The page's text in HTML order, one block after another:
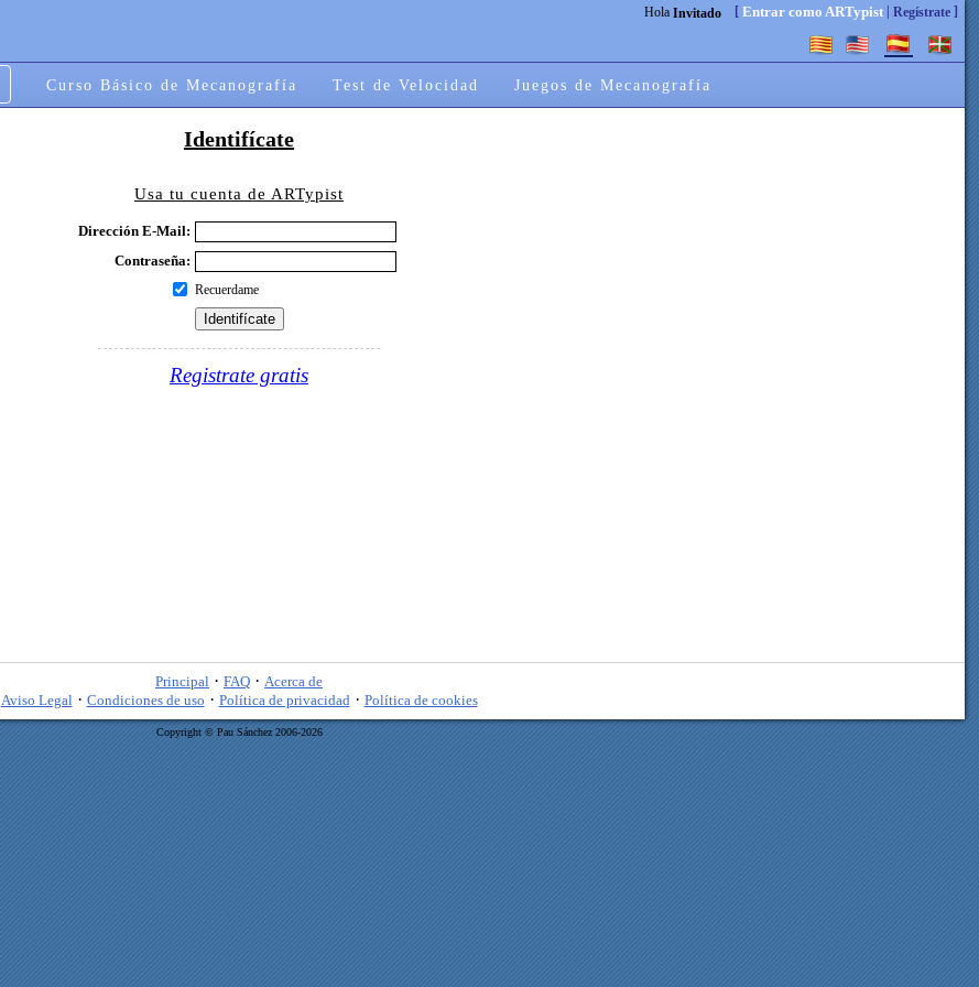
Hola Invitado [ Entrar como ARTypist| Regístrate]
Curso Básico de Mecanografía Test de Velocidad Juegos de Mecanografía
Identifícate
Usa tu cuenta de ARTypist
Dirección E-Mail:
Contraseña:
Recuerdame
Registrate gratis
Principal · FAQ · Acerca de
Aviso Legal · Condiciones de uso · Política de privacidad · Política de cookies
Copyright © Pau Sánchez 2006-2026